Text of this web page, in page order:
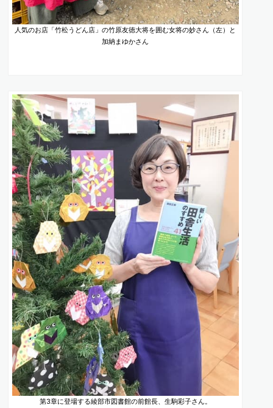
人気のお店「竹松うどん店」の竹原友徳大将を囲む女将の妙さん（左）と
加納まゆかさん
第3章に登場する綾部市図書館の前館長、生駒彩子さん。